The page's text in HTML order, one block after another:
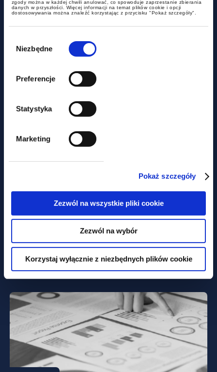
zgody można w każdej chwili anulować, co spowoduje zaprzestanie zbierania
danych w przyszłości. Więcej informacji na temat plików cookie i opcji
dostosowywania można znaleźć korzystając z przycisku "Pokaż szczegóły".
zgody
Niezbędne
Preferencje
Statystyka
Marketing
Pokaż szczegóły
Zezwól na wszystkie pliki cookie
Zezwól na wybór
Korzystaj wyłącznie z niezbędnych plików cookie
Kolejne zmiany w projekcie
uszczelniająym CIT
alerty
Nowa definicja mobbingu i
silniejsza ochrona pracowników